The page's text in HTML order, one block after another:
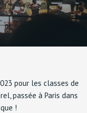
pour les classes de
passée à Paris dans
!